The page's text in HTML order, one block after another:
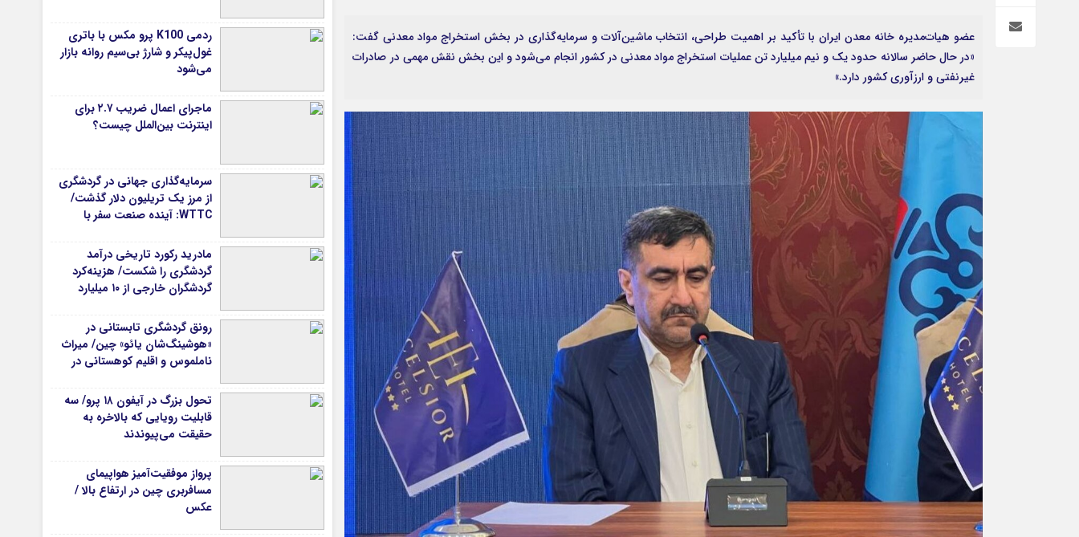
عمومی و سرگرمی
پزشکی، سلامت و زیبایی
سایر راه‌ها
اخبار بانکی و اقتصادی
بلیط اتوبوس
مسیرهای نجف به کربلا
عضو هیات‌مدیره خانه معدن ایران با تأکید بر اهمیت طراحی، انتخاب ماشین‌آلات و سرمایه‌گذاری در بخش استخراج مواد معدنی گفت:
«در حال حاضر سالانه حدود یک و نیم میلیارد تن عملیات استخراج مواد معدنی در کشور انجام می‌شود و این بخش نقش مهمی در صادرات
غیرنفتی و ارزآوری کشور دارد.»
ردمی K100 پرو مکس با باتری
غول‌پیکر و شارژ بی‌سیم روانه بازار
می‌شود
ماجرای اعمال ضریب ۲.۷ برای
اینترنت بین‌الملل چیست؟
سرمایه‌گذاری جهانی در گردشگری
از مرز یک تریلیون دلار گذشت/
WTTC: آینده صنعت سفر با
تضمین می‌شود
مادرید رکورد تاریخی درآمد
گردشگری را شکست/ هزینه‌کرد
گردشگران خارجی از ۱۰ میلیارد
رونق گردشگری تابستانی در
«هوشینگ‌شان یائو» چین/ میراث
ناملموس و اقلیم کوهستانی در
تحول بزرگ در آیفون ۱۸ پرو/ سه
قابلیت رویایی که بالاخره به
حقیقت می‌پیوندند
پرواز موفقیت‌آمیز هواپیمای
مسافربری چین در ارتفاع بالا /
عکس